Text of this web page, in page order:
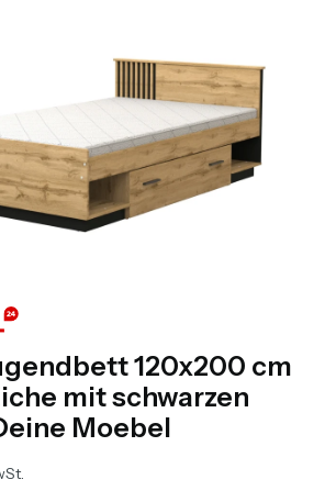
120x200 cm
mit schwarzen
Moebel